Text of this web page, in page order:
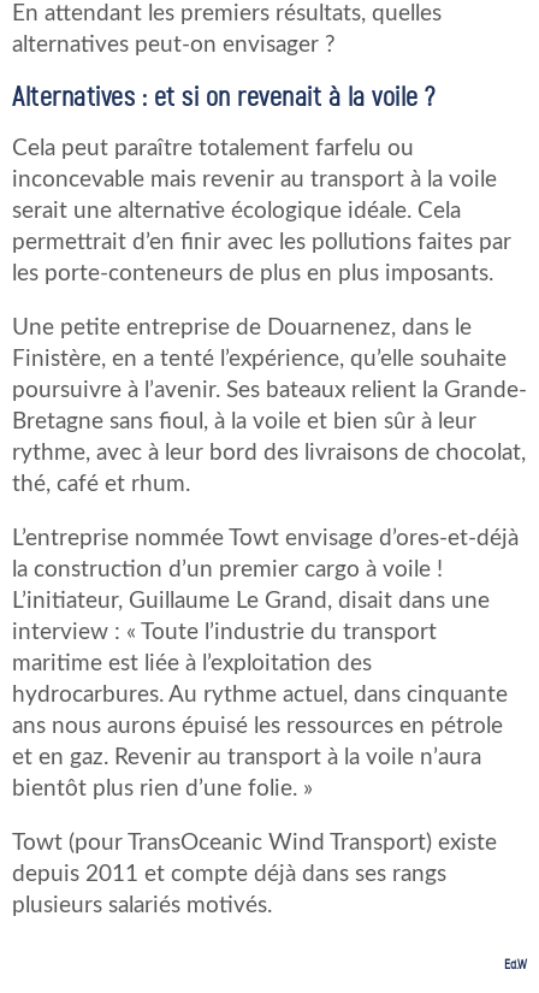
En attendant les premiers résultats, quelles
alternatives peut-on envisager ?
Alternatives : et si on revenait à la voile ?
Cela peut paraître totalement farfelu ou
inconcevable mais revenir au transport à la voile
serait une alternative écologique idéale. Cela
permettrait d’en finir avec les pollutions faites par
les porte-conteneurs de plus en plus imposants.
Une petite entreprise de Douarnenez, dans le
Finistère, en a tenté l’expérience, qu’elle souhaite
poursuivre à l’avenir. Ses bateaux relient la Grande-
Bretagne sans fioul, à la voile et bien sûr à leur
rythme, avec à leur bord des livraisons de chocolat,
thé, café et rhum.
L’entreprise nommée Towt envisage d’ores-et-déjà
la construction d’un premier cargo à voile !
L’initiateur, Guillaume Le Grand, disait dans une
interview : « Toute l’industrie du transport
maritime est liée à l’exploitation des
hydrocarbures. Au rythme actuel, dans cinquante
ans nous aurons épuisé les ressources en pétrole
et en gaz. Revenir au transport à la voile n’aura
bientôt plus rien d’une folie. »
Towt (pour TransOceanic Wind Transport) existe
depuis 2011 et compte déjà dans ses rangs
plusieurs salariés motivés.
Ed.W